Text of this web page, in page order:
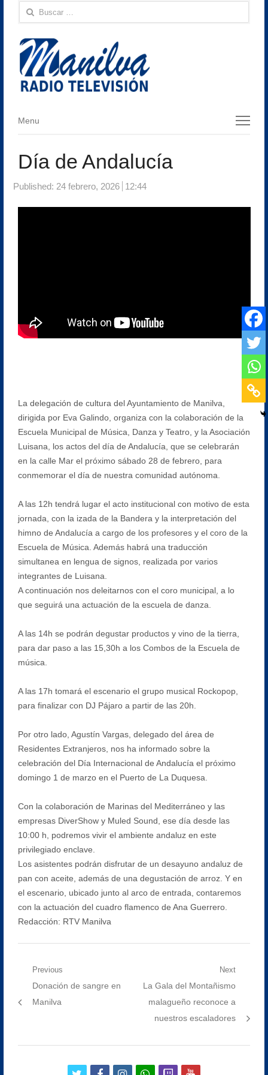
Buscar:
Menu
Menu
Día de Andalucía
Published: 24 febrero, 2026 12:44
La delegación de cultura del Ayuntamiento de Manilva,
dirigida por Eva Galindo, organiza con la colaboración de la
Escuela Municipal de Música, Danza y Teatro, y la Asociación
Luisana, los actos del día de Andalucía, que se celebrarán
en la calle Mar el próximo sábado 28 de febrero, para
conmemorar el día de nuestra comunidad autónoma.
A las 12h tendrá lugar el acto institucional con motivo de esta
jornada, con la izada de la Bandera y la interpretación del
himno de Andalucía a cargo de los profesores y el coro de la
Escuela de Música. Además habrá una traducción
simultanea en lengua de signos, realizada por varios
integrantes de Luisana.
A continuación nos deleitarnos con el coro municipal, a lo
que seguirá una actuación de la escuela de danza.
A las 14h se podrán degustar productos y vino de la tierra,
para dar paso a las 15,30h a los Combos de la Escuela de
música.
A las 17h tomará el escenario el grupo musical Rockopop,
para finalizar con DJ Pájaro a partir de las 20h.
Por otro lado, Agustín Vargas, delegado del área de
Residentes Extranjeros, nos ha informado sobre la
celebración del Día Internacional de Andalucía el próximo
domingo 1 de marzo en el Puerto de La Duquesa.
Con la colaboración de Marinas del Mediterráneo y las
empresas DiverShow y Muled Sound, ese día desde las
10:00 h, podremos vivir el ambiente andaluz en este
privilegiado enclave.
Los asistentes podrán disfrutar de un desayuno andaluz de
pan con aceite, además de una degustación de arroz. Y en
el escenario, ubicado junto al arco de entrada, contaremos
con la actuación del cuadro flamenco de Ana Guerrero.
Redacción: RTV Manilva
Navegación
Previous
Previous
post:
Donación de sangre en
Manilva
Next
Next
post:
La Gala del Montañismo
malagueño reconoce a
nuestros escaladores